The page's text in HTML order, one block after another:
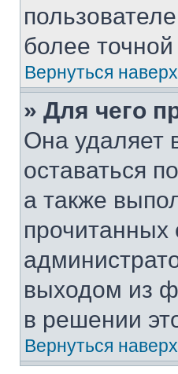
более
Вернуться наверх
» Для чего
Она удаляет
оставаться
а также
выходом из
в решении
Вернуться наверх